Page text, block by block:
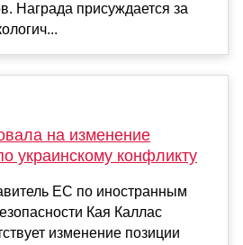
Награда присуждается за
на изменение
украинскому конфликту
ЕС по иностранным
Кая Каллас
изменение позиции